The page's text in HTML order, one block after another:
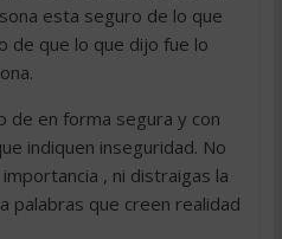
esta seguro de lo que
de que lo que dijo fue lo
de en forma segura y con
indiquen inseguridad. No
, ni distraigas la
palabras que creen realidad